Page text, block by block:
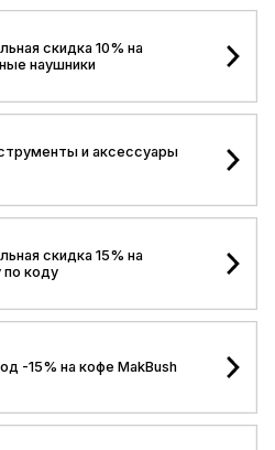
скидка 10% на
наушники
и аксессуары
скидка 15% на
по коду
-15% на кофе MakBush